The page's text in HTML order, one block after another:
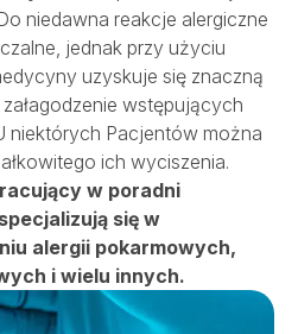
niedawna reakcje alergiczne
jednak przy użyciu
uzyskuje się znaczną
wstępujących
niektórych Pacjentów można
ich wyciszenia.
w poradni
się w
alergii pokarmowych,
i wielu innych.